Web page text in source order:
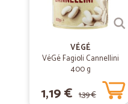
VÉGÉ
VéGé Fagioli Cannellini
400 g
1,19 € 1,39 €